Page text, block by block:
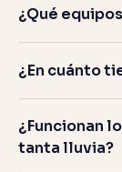
¿Qué
¿En cuánto
¿Funcionan
tanta lluvia?